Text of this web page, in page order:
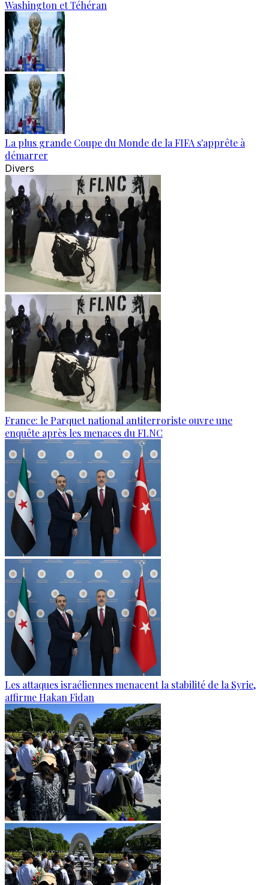
Washington et Téhéran
La plus grande Coupe du Monde de la FIFA s'apprête à
démarrer
Divers
France: le Parquet national antiterroriste ouvre une
enquête après les menaces du FLNC
Les attaques israéliennes menacent la stabilité de la Syrie,
affirme Hakan Fidan